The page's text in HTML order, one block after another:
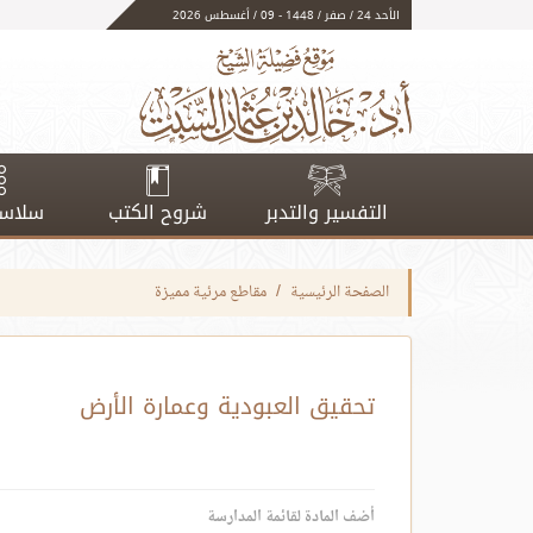
الأحد 24 / صفر / 1448 - 09 / أغسطس 2026
التفسير والتدبر شروح الكتب
الصفحة الرئيسية مقاطع مرئية مميزة
تحقيق العبودية وعمارة الأرض
أضف المادة لقائمة المدارسة